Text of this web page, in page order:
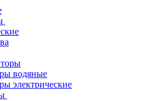
водяные
электрические